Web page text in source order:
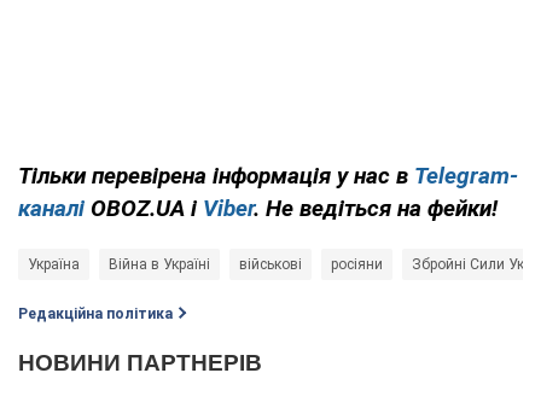
Тількиперевірена інформація у нас в Telegram-
каналі OBOZ.UA і Viber. Не ведіться на фейки!
Україна Війна в Україні військові росіяни Збройні Сили
Редакційна політика